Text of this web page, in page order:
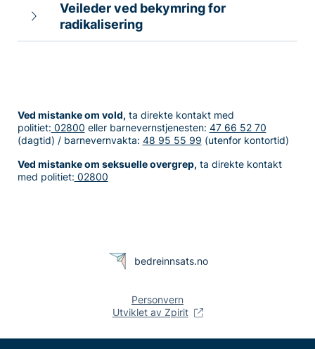
Veileder ved bekymring for
radikalisering
Ved mistanke om vold, ta direkte kontakt med
politiet: 02800 eller barnevernstjenesten: 47 66 52 70
(dagtid) / barnevernvakta: 48 95 55 99 (utenfor kontortid)
Ved mistanke om seksuelle overgrep, ta direkte kontakt
med politiet: 02800
bedreinnsats.no
Personvern
Utviklet av Zpirit